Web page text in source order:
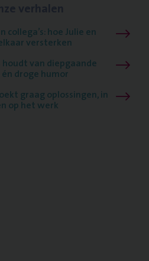
collega’s: hoe Julie en
versterken
van diepgaande
droge humor
graag oplossingen, in
op het werk